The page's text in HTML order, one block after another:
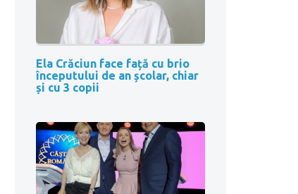
Ela Crăciun face față cu brio
începutului de an școlar, chiar
și cu 3 copii